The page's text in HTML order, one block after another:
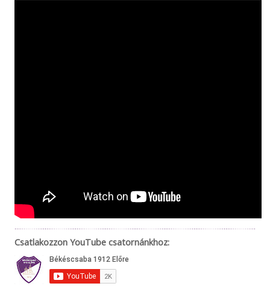
Csatlakozzon YouTube csatornánkhoz: